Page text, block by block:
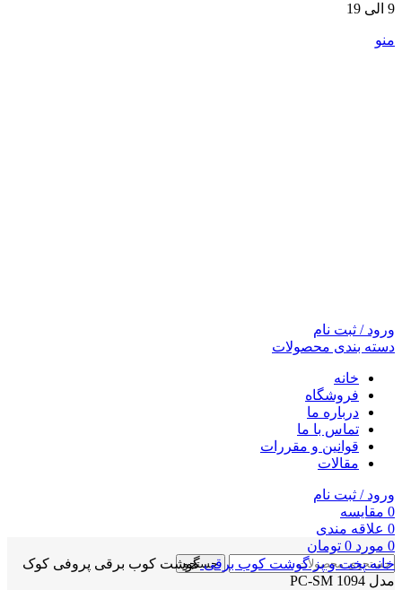
9 الی 19
منو
ورود / ثبت نام
دسته بندی محصولات
خانه
فروشگاه
درباره ما
تماس با ما
قوانین و مقررات
مقالات
ورود / ثبت نام
0 مقايسه
0 علاقه مندی
0 مورد 0 تومان
جستجو خانهپخت و پزگوشت کوب برقیگوشت کوب برقی پروفی کوک
مدل PC-SM 1094